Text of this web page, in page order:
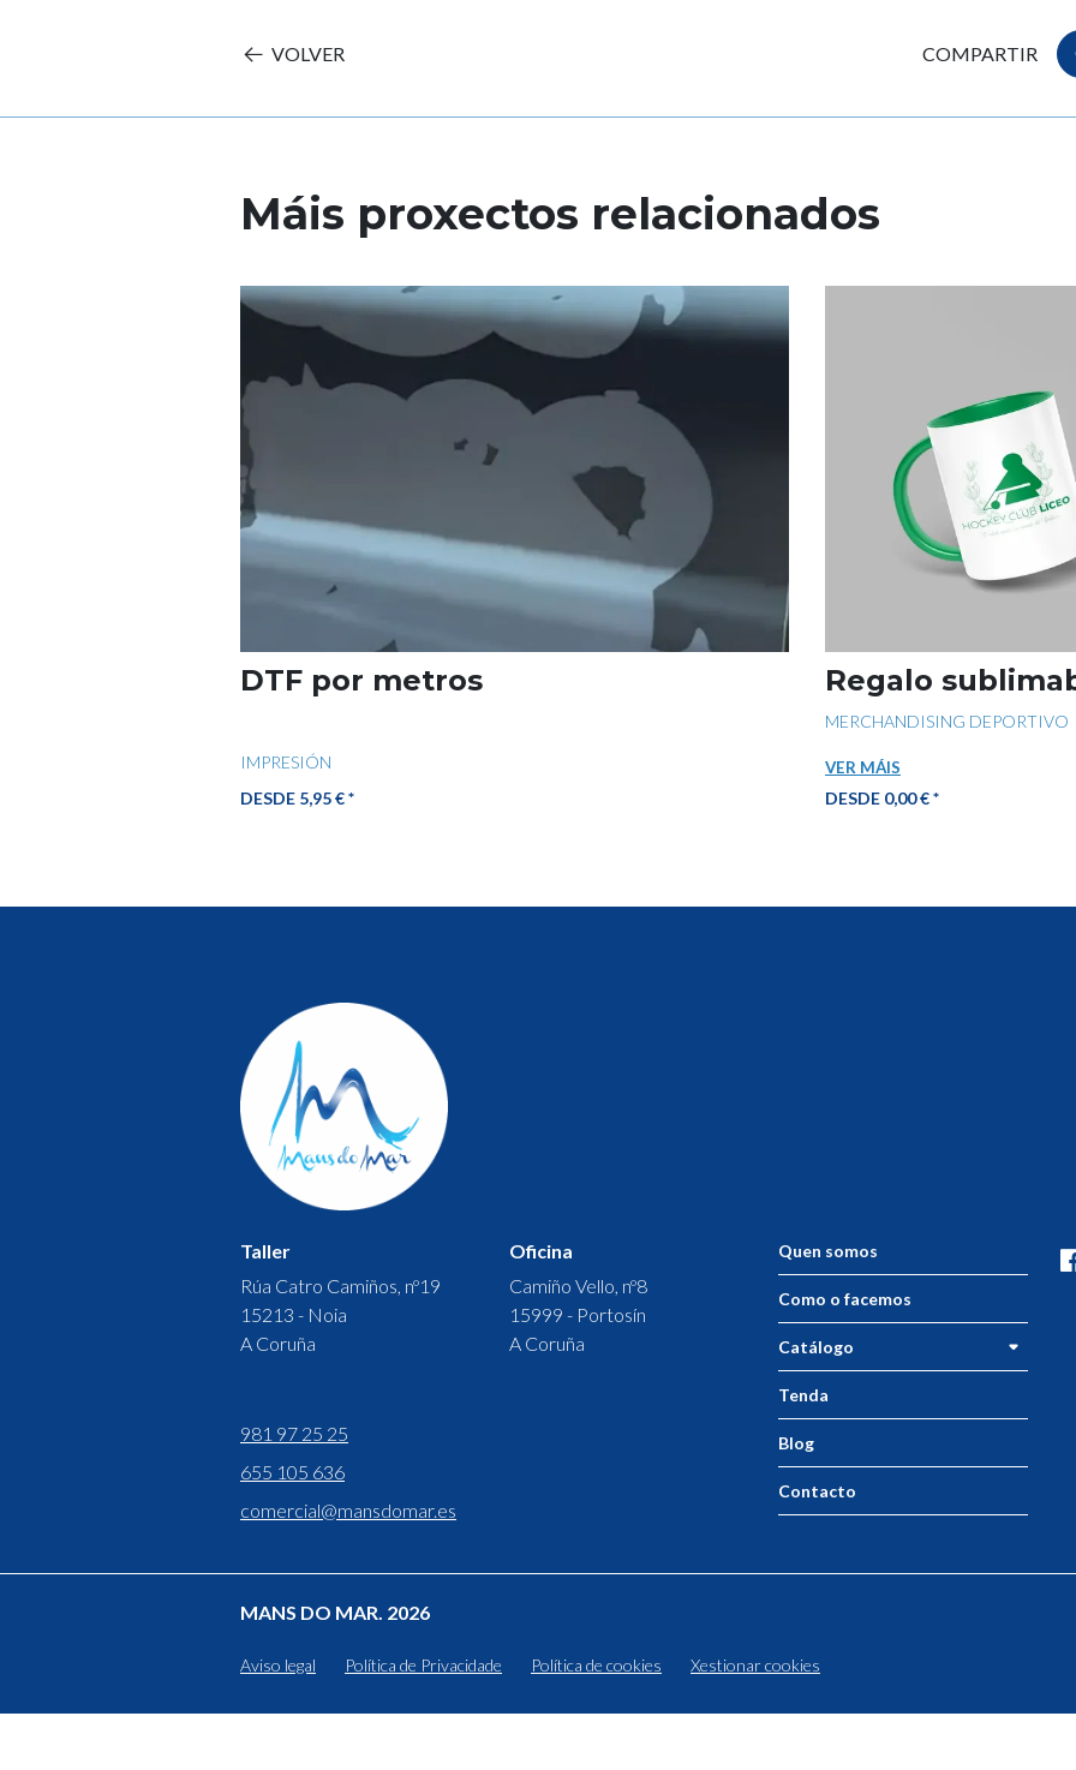
VOLVER COMPARTIR
Máis proxectos relacionados
DTF por metros
IMPRESIÓN
DESDE 5,95 € *
Regalo
MERCHANDISING DEPORTIVO
FESTAS E EVENTOS
VER MÁIS
DESDE 0,00 € *
Taller
Rúa Catro Camiños, nº19
15213 - Noia
A Coruña
981 97 25 25
655 105 636
comercial@mansdomar.es
Oficina
Camiño Vello, nº8
15999 - Portosín
A Coruña
Quen somos
Como o facemos
Catálogo
Tenda
Blog
Contacto
MANS DO MAR. 2026
Aviso legal Política de Privacidade Política de cookies Xestionar cookies